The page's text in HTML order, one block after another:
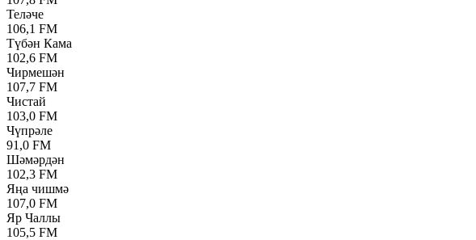
Теләче
106,1 FM
Түбән Кама
102,6 FM
Чирмешән
107,7 FM
Чистай
103,0 FM
Чүпрәле
91,0 FM
Шәмәрдән
102,3 FM
Яңа чишмә
107,0 FM
Яр Чаллы
105,5 FM